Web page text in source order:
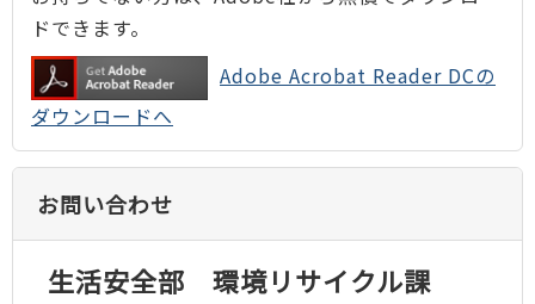
ドできます。
Adobe Acrobat Reader DCの
ダウンロードへ
お問い合わせ
生活安全部 環境リサイクル課